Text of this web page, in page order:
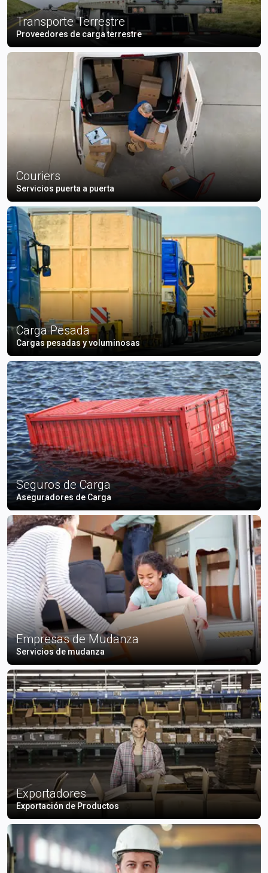
Transporte Terrestre
Proveedores de carga terrestre
Couriers
Servicios puerta a puerta
Carga Pesada
Cargas pesadas y voluminosas
Seguros de Carga
Aseguradores de Carga
Empresas de Mudanza
Servicios de mudanza
Exportadores
Exportación de Productos